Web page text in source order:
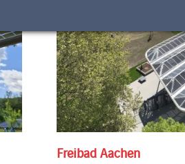
Freibad Aachen